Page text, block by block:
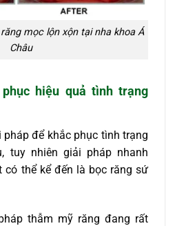
mọc lộn xộn tại nha khoa Á
Châu
hiệu quả tình trạng
để khắc phục tình trạng
tuy nhiên giải pháp nhanh
có thể kể đến là bọc răng sứ
thẫm mỹ răng đang rất